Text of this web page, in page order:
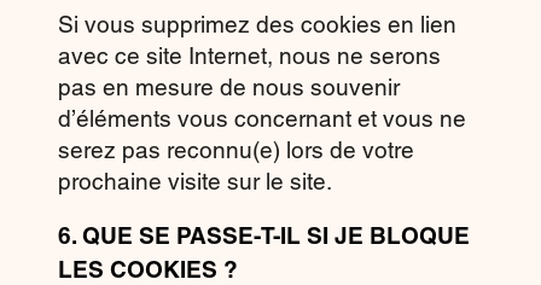
Si vous supprimez des cookies en lien
avec ce site Internet, nous ne serons
pas en mesure de nous souvenir
d’éléments vous concernant et vous ne
serez pas reconnu(e) lors de votre
prochaine visite sur le site.
6. QUE SE PASSE-T-IL SI JE BLOQUE
LES COOKIES ?